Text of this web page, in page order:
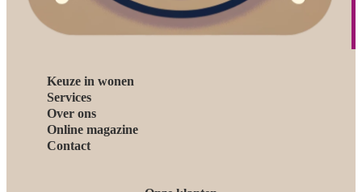
Keuze in wonen
Services
Over ons
Online magazine
Contact